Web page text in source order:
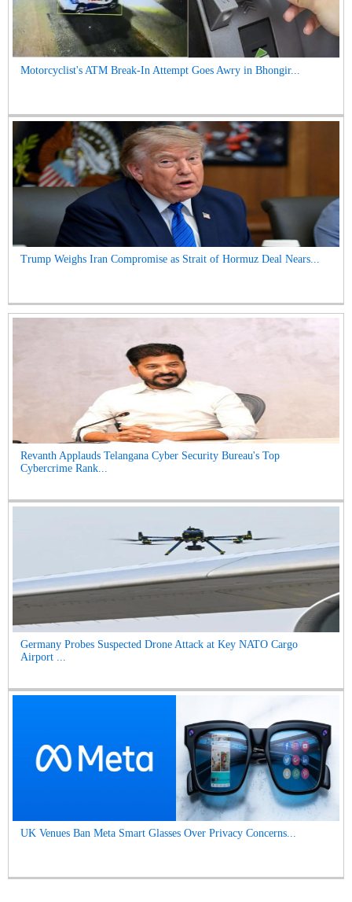
Motorcyclist's ATM Break-In Attempt Goes Awry in Bhongir...
Trump Weighs Iran Compromise as Strait of Hormuz Deal Nears...
Revanth Applauds Telangana Cyber Security Bureau's Top
Cybercrime Rank...
Germany Probes Suspected Drone Attack at Key NATO Cargo
Airport ...
UK Venues Ban Meta Smart Glasses Over Privacy Concerns...